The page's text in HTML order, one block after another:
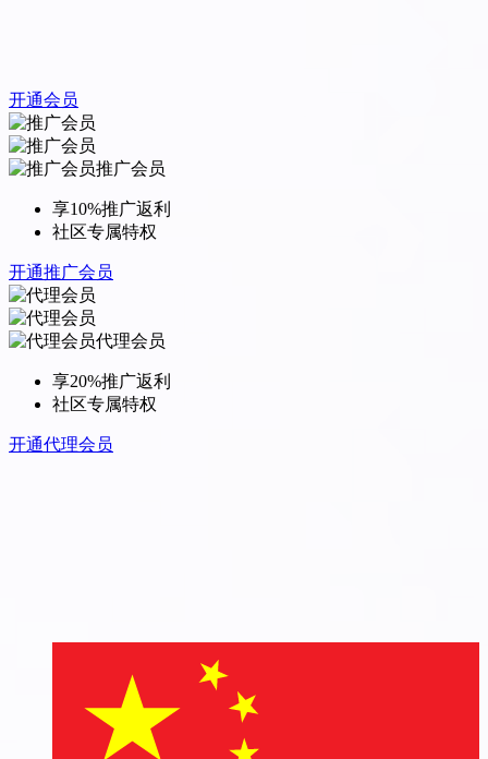
开通会员
推广会员
享10%推广返利
社区专属特权
开通推广会员
代理会员
享20%推广返利
社区专属特权
开通代理会员